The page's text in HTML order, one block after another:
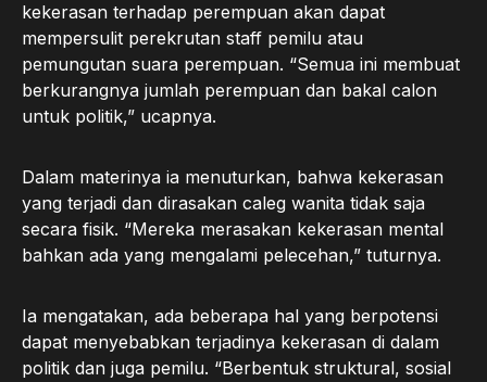
kekerasan terhadap perempuan akan dapat
mempersulit perekrutan staff pemilu atau
pemungutan suara perempuan. “Semua ini membuat
berkurangnya jumlah perempuan dan bakal calon
untuk politik,” ucapnya.
Dalam materinya ia menuturkan, bahwa kekerasan
yang terjadi dan dirasakan caleg wanita tidak saja
secara fisik. “Mereka merasakan kekerasan mental
bahkan ada yang mengalami pelecehan,” tuturnya.
Ia mengatakan, ada beberapa hal yang berpotensi
dapat menyebabkan terjadinya kekerasan di dalam
politik dan juga pemilu. “Berbentuk struktural, sosial